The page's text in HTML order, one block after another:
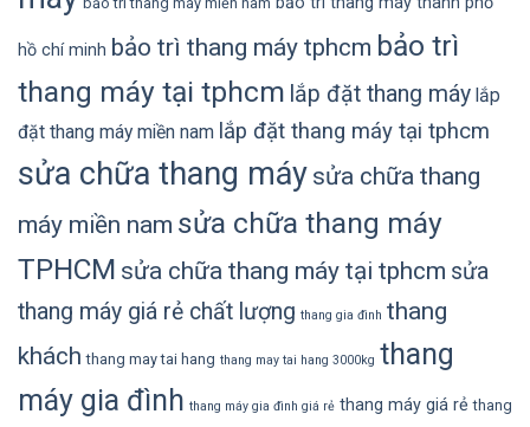
hồ chí minh bảo trì thang máy tphcm bảo trì
thang máy tại tphcm lắp đặt thang máy lắp
đặt thang máy miền nam lắp đặt thang máy tại tphcm
sửa chữa thang máy sửa chữa thang
máy miền nam sửa chữa thang máy
TPHCM sửa chữa thang máy tại tphcm sửa
thang máy giá rẻ chất lượng thang gia đình thang
khách thang may tai hang thang may tai hang 3000kg thang
máy gia đình thang máy gia đình giá rẻ thang máy giá rẻ thang